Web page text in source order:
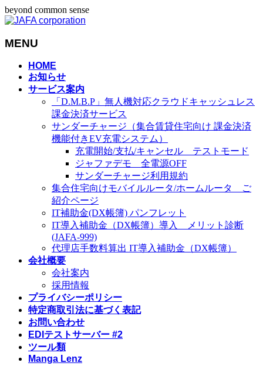
beyond common sense
MENU
HOME
お知らせ
サービス案内
「D.M.B.P」無人機対応クラウドキャッシュレス
課金決済サービス
サンダーチャージ（集合賃貸住宅向け 課金決済
機能付きEV充電システム）
充電開始/支払/キャンセル テストモード
ジャファデモ 全電源OFF
サンダーチャージ利用規約
集合住宅向けモバイルルータ/ホームルータ ご
紹介ページ
IT補助金(DX帳簿) パンフレット
IT導入補助金（DX帳簿）導入 メリット診断
(JAFA-999)
代理店手数料算出 IT導入補助金（DX帳簿）
会社概要
会社案内
採用情報
プライバシーポリシー
特定商取引法に基づく表記
お問い合わせ
EDIテストサーバー #2
ツール類
Manga Lenz